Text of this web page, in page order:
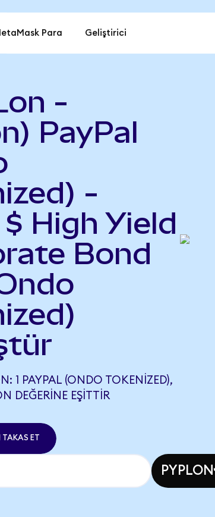
Para Geliştirici
-
PayPal
-
High Yield
Bond
1 PAYPAL (ONDO TOKENIZED),
DEĞERINE EŞITTIR
TAKAS ET
PYPLON